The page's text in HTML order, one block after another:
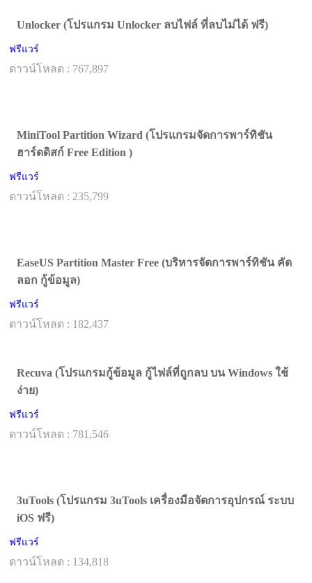
Unlocker (โปรแกรม Unlocker ลบไฟล์ ที่ลบไม่ได้ ฟรี)
ฟรีแวร์
ดาวน์โหลด : 767,897
MiniTool Partition Wizard (โปรแกรมจัดการพาร์ทิชัน
ฮาร์ดดิสก์ Free Edition )
ฟรีแวร์
ดาวน์โหลด : 235,799
EaseUS Partition Master Free (บริหารจัดการพาร์ทิชัน คัด
ลอก กู้ข้อมูล)
ฟรีแวร์
ดาวน์โหลด : 182,437
Recuva (โปรแกรมกู้ข้อมูล กู้ไฟล์ที่ถูกลบ บน Windows ใช้
ง่าย)
ฟรีแวร์
ดาวน์โหลด : 781,546
3uTools (โปรแกรม 3uTools เครื่องมือจัดการอุปกรณ์ ระบบ
iOS ฟรี)
ฟรีแวร์
ดาวน์โหลด : 134,818